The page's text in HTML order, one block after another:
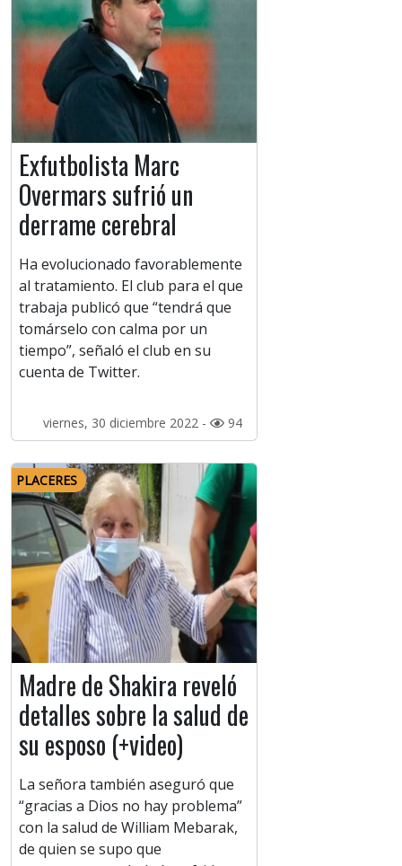
Exfutbolista Marc
Overmars sufrió un
derrame cerebral
Ha evolucionado favorablemente
al tratamiento. El club para el que
trabaja publicó que “tendrá que
tomárselo con calma por un
tiempo”, señaló el club en su
cuenta de Twitter.
viernes, 30 diciembre 2022 - 94
PLACERES
Madre de Shakira reveló
detalles sobre la salud de
su esposo (+video)
La señora también aseguró que
“gracias a Dios no hay problema”
con la salud de William Mebarak,
de quien se supo que